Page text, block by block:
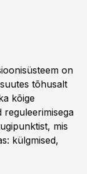
on
tõhusalt
kõige
reguleerimisega
mis
külgmised,